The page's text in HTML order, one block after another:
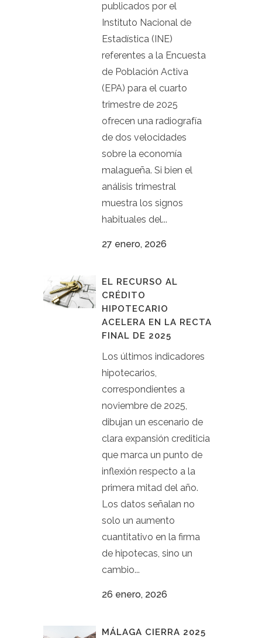
publicados por el
Instituto Nacional de
Estadística (INE)
referentes a la Encuesta
de Población Activa
(EPA) para el cuarto
trimestre de 2025
ofrecen una radiografía
de dos velocidades
sobre la economía
malagueña. Si bien el
análisis trimestral
muestra los signos
habituales del...
27 enero, 2026
EL RECURSO AL
CRÉDITO
HIPOTECARIO
ACELERA EN LA RECTA
FINAL DE 2025
Los últimos indicadores
hipotecarios,
correspondientes a
noviembre de 2025,
dibujan un escenario de
clara expansión crediticia
que marca un punto de
inflexión respecto a la
primera mitad del año.
Los datos señalan no
solo un aumento
cuantitativo en la firma
de hipotecas, sino un
cambio...
26 enero, 2026
MÁLAGA CIERRA 2025